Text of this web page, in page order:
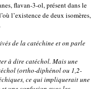
flavan-3-ol, présent dans le
l’existence de deux isomères,
de la catéchine et on parle
à dire catéchol. Mais une
(ortho-diphénol ou 1,2-
ce qui impliquerait une